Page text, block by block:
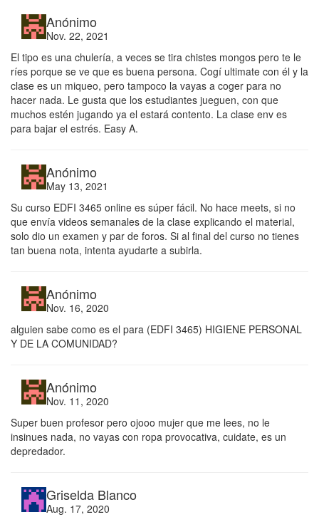
Anónimo
Nov. 22, 2021
El tipo es una chulería, a veces se tira chistes mongos pero te le
ríes porque se ve que es buena persona. Cogí ultimate con él y la
clase es un miqueo, pero tampoco la vayas a coger para no
hacer nada. Le gusta que los estudiantes jueguen, con que
muchos estén jugando ya el estará contento. La clase env es
para bajar el estrés. Easy A.
Anónimo
May 13, 2021
Su curso EDFI 3465 online es súper fácil. No hace meets, si no
que envía videos semanales de la clase explicando el material,
solo dio un examen y par de foros. Si al final del curso no tienes
tan buena nota, intenta ayudarte a subirla.
Anónimo
Nov. 16, 2020
alguien sabe como es el para (EDFI 3465) HIGIENE PERSONAL
Y DE LA COMUNIDAD?
Anónimo
Nov. 11, 2020
Super buen profesor pero ojooo mujer que me lees, no le
insinues nada, no vayas con ropa provocativa, cuidate, es un
depredador.
Griselda Blanco
Aug. 17, 2020